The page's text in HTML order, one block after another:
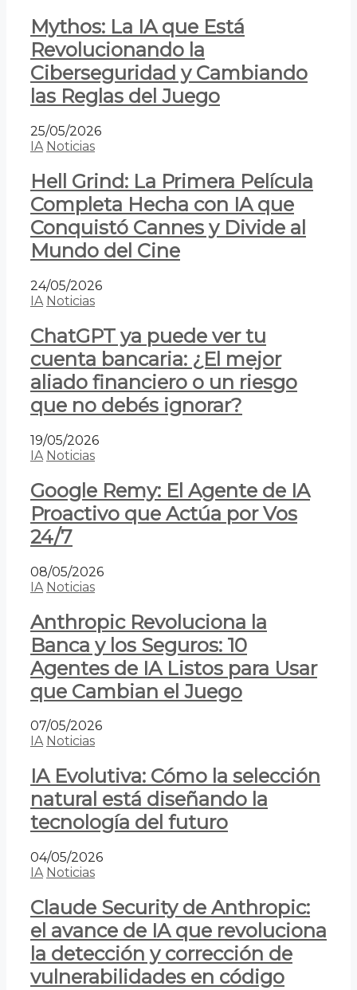
Mythos: La IA que Está
Revolucionando la
Ciberseguridad y Cambiando
las Reglas del Juego
25/05/2026
IA Noticias
Hell Grind: La Primera Película
Completa Hecha con IA que
Conquistó Cannes y Divide al
Mundo del Cine
24/05/2026
IA Noticias
ChatGPT ya puede ver tu
cuenta bancaria: ¿El mejor
aliado financiero o un riesgo
que no debés ignorar?
19/05/2026
IA Noticias
Google Remy: El Agente de IA
Proactivo que Actúa por Vos
24/7
08/05/2026
IA Noticias
Anthropic Revoluciona la
Banca y los Seguros: 10
Agentes de IA Listos para Usar
que Cambian el Juego
07/05/2026
IA Noticias
IA Evolutiva: Cómo la selección
natural está diseñando la
tecnología del futuro
04/05/2026
IA Noticias
Claude Security de Anthropic:
el avance de IA que revoluciona
la detección y corrección de
vulnerabilidades en código